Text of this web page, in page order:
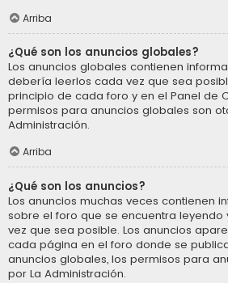
Arriba
¿Qué son los anuncios globales?
Los anuncios globales contienen
debería leerlos cada vez que sea
principio de cada foro y en el Panel de
permisos para anuncios globales son
Administración.
Arriba
¿Qué son los anuncios?
Los anuncios muchas veces contienen
sobre el foro que se encuentra
vez que sea posible. Los anuncios
cada página en el foro donde se
anuncios globales, los permisos para
por La Administración.